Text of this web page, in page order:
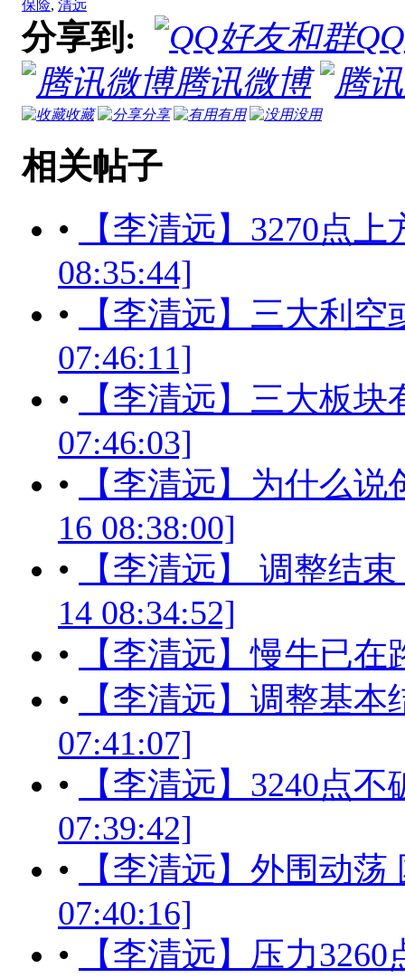
保险, 清远
分享到:
腾讯微博
收藏 分享 有用 没用
相关帖子
•
【李清远】3270点
08:35:44]
•
【李清远】三大利
07:46:11]
•
【李清远】三大板
07:46:03]
•
【李清远】为什么
16 08:38:00]
•
【李清远】 调整结
14 08:34:52]
•
【李清远】慢牛已
•
【李清远】调整基
07:41:07]
•
【李清远】3240点
07:39:42]
•
【李清远】外围动
07:40:16]
•
【李清远】压力